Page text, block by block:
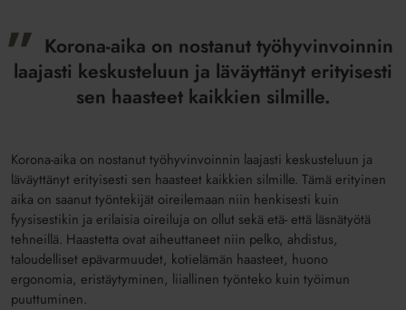
Korona-aika on nostanut työhyvinvoinnin
laajasti keskusteluun ja läväyttänyt erityisesti
sen haasteet kaikkien silmille.
Korona-aika on nostanut työhyvinvoinnin laajasti keskusteluun ja
läväyttänyt erityisesti sen haasteet kaikkien silmille. Tämä erityinen
aika on saanut työntekijät oireilemaan niin henkisesti kuin
fyysisestikin ja erilaisia oireiluja on ollut sekä etä- että läsnätyötä
tehneillä. Haastetta ovat aiheuttaneet niin pelko, ahdistus,
taloudelliset epävarmuudet, kotielämän haasteet, huono
ergonomia, eristäytyminen, liiallinen työnteko kuin työimun
puuttuminen.